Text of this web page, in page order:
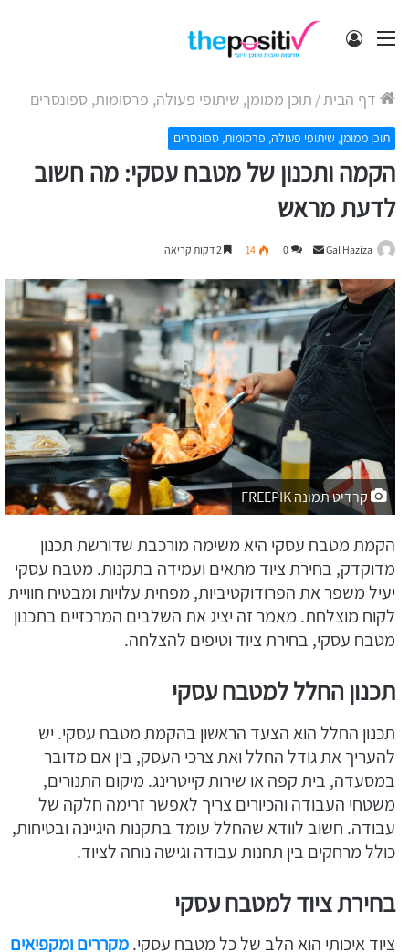
תפריט התחבר
דף הבית/ תוכן ממומן, שיתופי פעולה, פרסומות, ספונסרים
תוכן ממומן, שיתופי פעולה, פרסומות, ספונסרים
הקמה ותכנון של מטבח עסקי: מה חשוב
לדעת מראש
Gal Haziza
Send
email
0
14
קרדיט תמונה FREEPIK
הקמת מטבח עסקי היא משימה מורכבת שדורשת תכנון
מדוקדק, בחירת ציוד מתאים ועמידה בתקנות. מטבח עסקי
יעיל משפר את הפרודוקטיביות, מפחית עלויות ומבטיח חוויית
לקוח מוצלחת. מאמר זה יציג את השלבים המרכזיים בתכנון
מטבח עסקי, בחירת ציוד וטיפים להצלחה.
תכנון החלל למטבח עסקי
תכנון החלל הוא הצעד הראשון בהקמת מטבח עסקי. יש
להעריך את גודל החלל ואת צרכי העסק, בין אם מדובר
במסעדה, בית קפה או שירות קייטרינג. מיקום התנורים,
משטחי העבודה והכיורים צריך לאפשר זרימה חלקה של
עבודה. חשוב לוודא שהחלל עומד בתקנות היגיינה ובטיחות,
כולל מרחקים בין תחנות עבודה וגישה נוחה לציוד.
בחירת ציוד למטבח עסקי
ציוד איכותי הוא הלב של כל מטבח עסקי.מקררים ומקפיאים